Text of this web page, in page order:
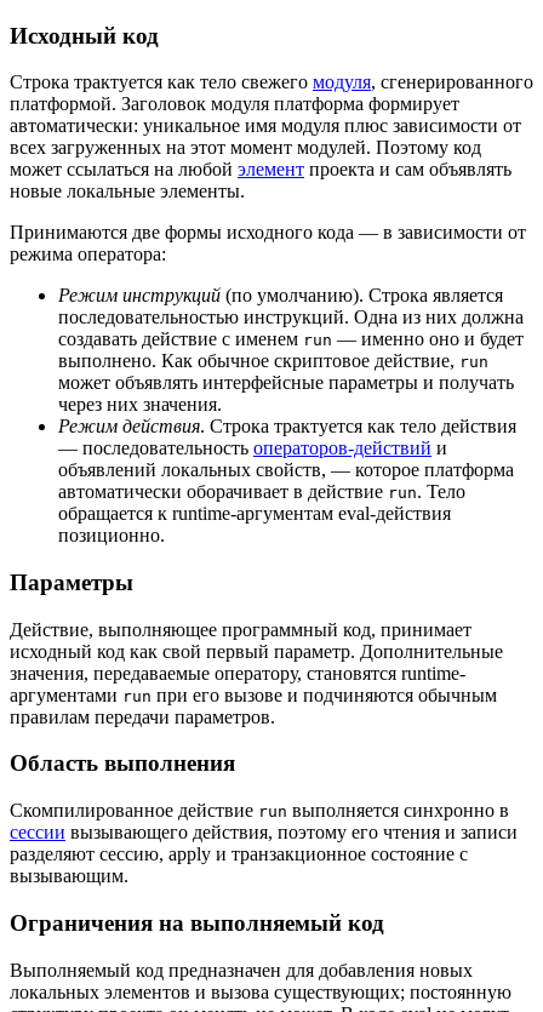
Исходный код
Строка трактуется как тело свежего модуля, сгенерированного
платформой. Заголовок модуля платформа формирует
автоматически: уникальное имя модуля плюс зависимости от
всех загруженных на этот момент модулей. Поэтому код
может ссылаться на любой элемент проекта и сам объявлять
новые локальные элементы.
Принимаются две формы исходного кода — в зависимости от
режима оператора:
Режим инструкций (по умолчанию). Строка является
последовательностью инструкций. Одна из них должна
создавать действие с именем run — именно оно и будет
выполнено. Как обычное скриптовое действие, run
может объявлять интерфейсные параметры и получать
через них значения.
Режим действия. Строка трактуется как тело действия
— последовательность операторов-действий и
объявлений локальных свойств, — которое платформа
автоматически оборачивает в действие run. Тело
обращается к runtime-аргументам eval-действия
позиционно.
Параметры
Действие, выполняющее программный код, принимает
исходный код как свой первый параметр. Дополнительные
значения, передаваемые оператору, становятся runtime-
аргументами run при его вызове и подчиняются обычным
правилам передачи параметров.
Область выполнения
Скомпилированное действие run выполняется синхронно в
сессии вызывающего действия, поэтому его чтения и записи
разделяют сессию, apply и транзакционное состояние с
вызывающим.
Ограничения на выполняемый код
Выполняемый код предназначен для добавления новых
локальных элементов и вызова существующих; постоянную